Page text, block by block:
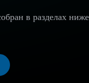
в разделах